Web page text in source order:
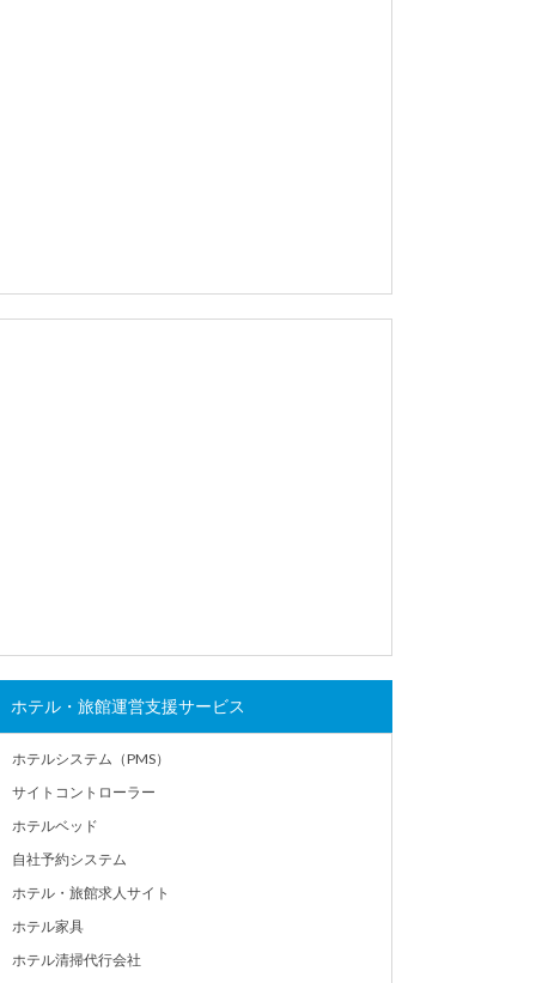
ホテル・旅館運営支援サービス
ホテルシステム（PMS）
サイトコントローラー
ホテルベッド
自社予約システム
ホテル・旅館求人サイト
ホテル家具
ホテル清掃代行会社